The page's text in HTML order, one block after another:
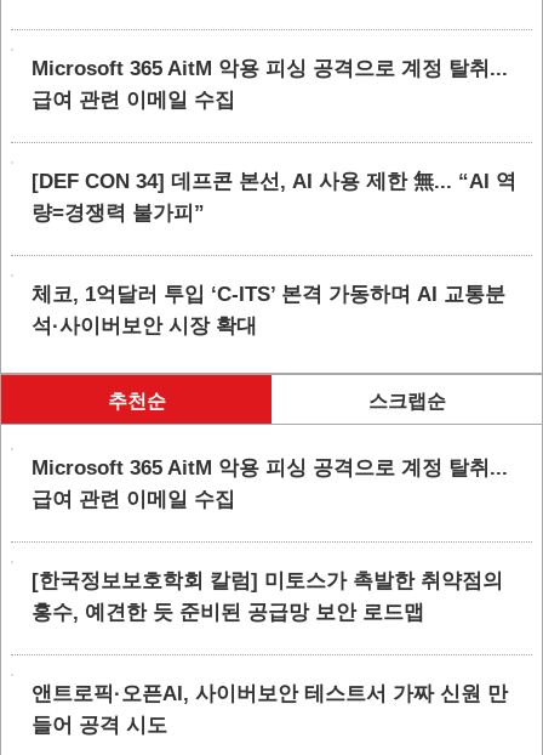
Microsoft 365 AitM 악용 피싱 공격으로 계정 탈취...
급여 관련 이메일 수집
[DEF CON 34] 데프콘 본선, AI 사용 제한 無... “AI 역
량=경쟁력 불가피”
체코, 1억달러 투입 ‘C-ITS’ 본격 가동하며 AI 교통분
석·사이버보안 시장 확대
추천순 스크랩순
Microsoft 365 AitM 악용 피싱 공격으로 계정 탈취...
급여 관련 이메일 수집
[한국정보보호학회 칼럼] 미토스가 촉발한 취약점의
홍수, 예견한 듯 준비된 공급망 보안 로드맵
앤트로픽·오픈AI, 사이버보안 테스트서 가짜 신원 만
들어 공격 시도